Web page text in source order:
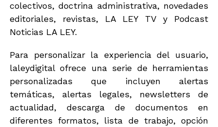
colectivos, doctrina administrativa, novedades
editoriales, revistas, LA LEY TV y Podcast
Noticias LA LEY.
Para personalizar la experiencia del usuario,
laleydigital ofrece una serie de herramientas
personalizadas que incluyen alertas
temáticas, alertas legales, newsletters de
actualidad, descarga de documentos en
diferentes formatos, lista de trabajo, opción